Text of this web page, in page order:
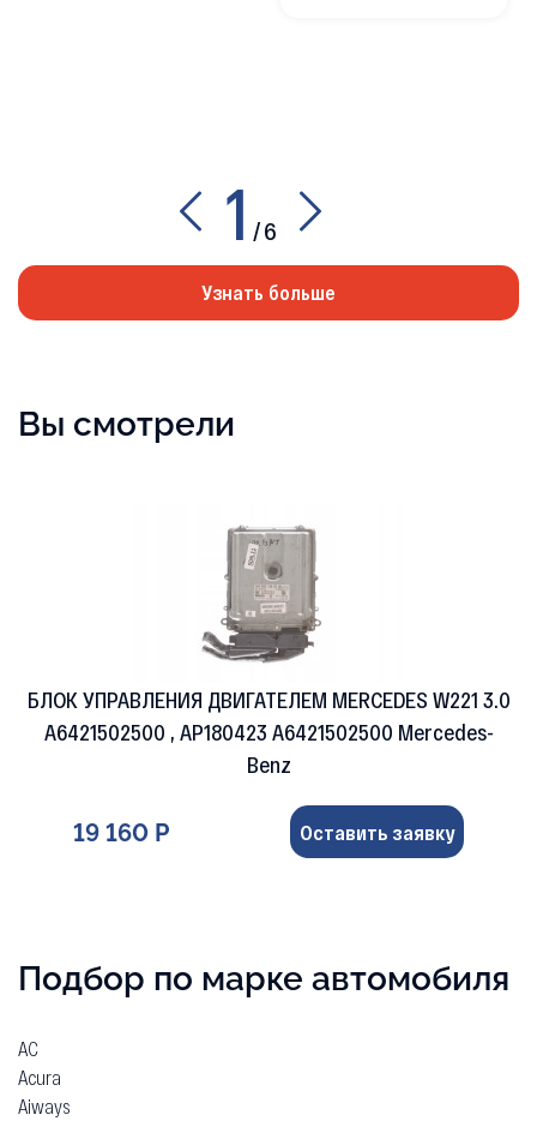
1 /6
Узнать больше
Вы смотрели
БЛОК УПРАВЛЕНИЯ ДВИГАТЕЛЕМ MERCEDES W221 3.0
A6421502500 , AP180423 A6421502500 Mercedes-
Benz
19 160 Р Оставить заявку
Подбор по марке автомобиля
AC
Acura
Aiways